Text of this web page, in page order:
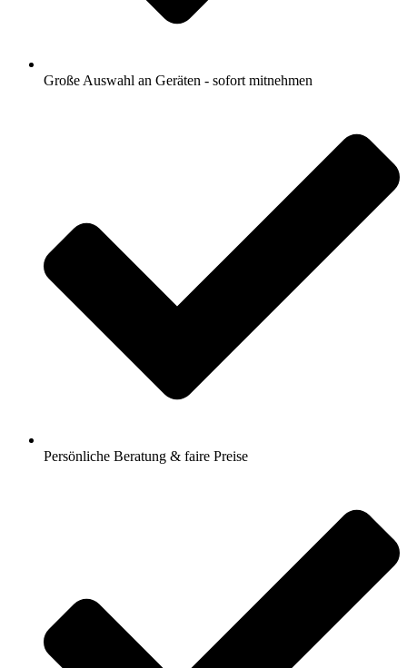
Große Auswahl an Geräten - sofort mitnehmen
Persönliche Beratung & faire Preise